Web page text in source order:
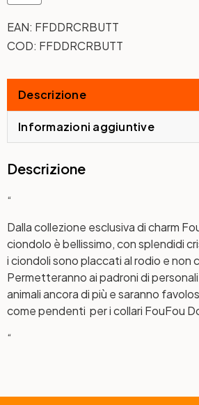
EAN: FFDDRCRBUTT
COD: FFDDRCRBUTT
Descrizione
Informazioni aggiuntive
Descrizione
“
Dalla collezione esclusiva di charm
ciondolo è bellissimo, con splendidi
i ciondoli sono placcati al rodio e
Permetteranno ai padroni di
animali ancora di più e saranno
come pendenti per i collari FouFou
“